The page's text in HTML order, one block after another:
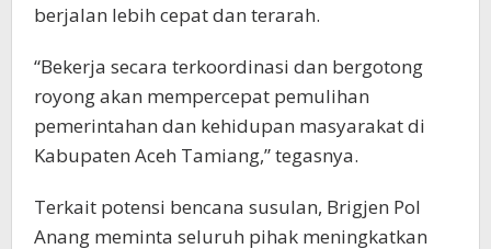
berjalan lebih cepat dan terarah.
“Bekerja secara terkoordinasi dan bergotong
royong akan mempercepat pemulihan
pemerintahan dan kehidupan masyarakat di
Kabupaten Aceh Tamiang,” tegasnya.
Terkait potensi bencana susulan, Brigjen Pol
Anang meminta seluruh pihak meningkatkan